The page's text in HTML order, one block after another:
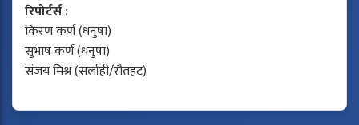
रिपोर्टर्स :
किरण कर्ण (धनुषा)
सुभाष कर्ण (धनुषा)
संजय मिश्र (सर्लाही/रौतहट)